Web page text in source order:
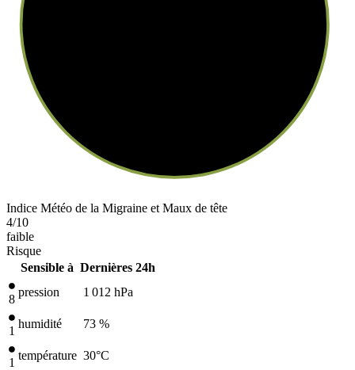
Indice Météo de la Migraine et Maux de tête
4/10
faible
Risque
Sensible à Dernières 24h
8
pression 1 012 hPa
1
humidité 73 %
1
température 30°C